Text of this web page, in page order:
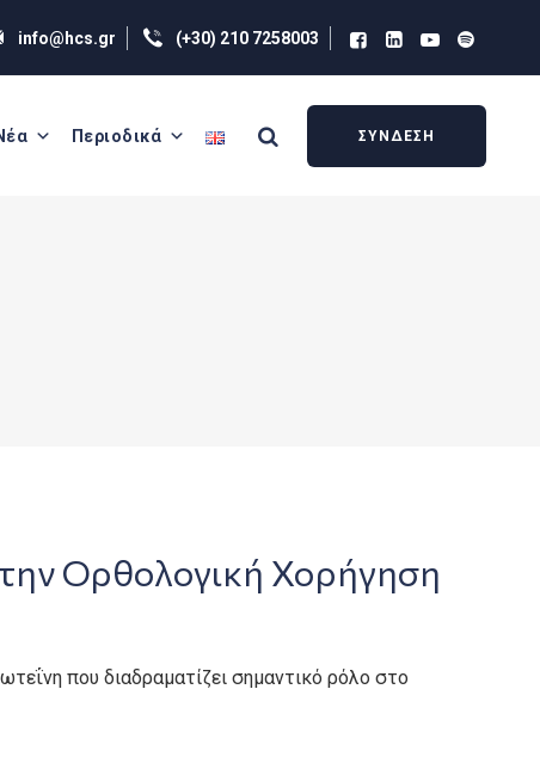
info@hcs.gr (+30) 210 7258003
Περιοδικά ΣΥΝΔΕΣΗ
Ορθολογική Χορήγηση
που διαδραματίζει σημαντικό ρόλο στο